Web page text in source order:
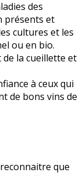
des
présents et
cultures et les
ou en bio.
de la cueillette et
à ceux qui
de bons vins de
que